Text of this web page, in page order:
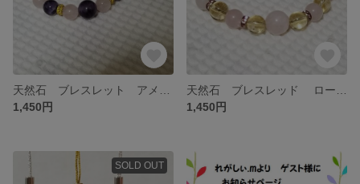
1,450円
1,450円
SOLD OUT